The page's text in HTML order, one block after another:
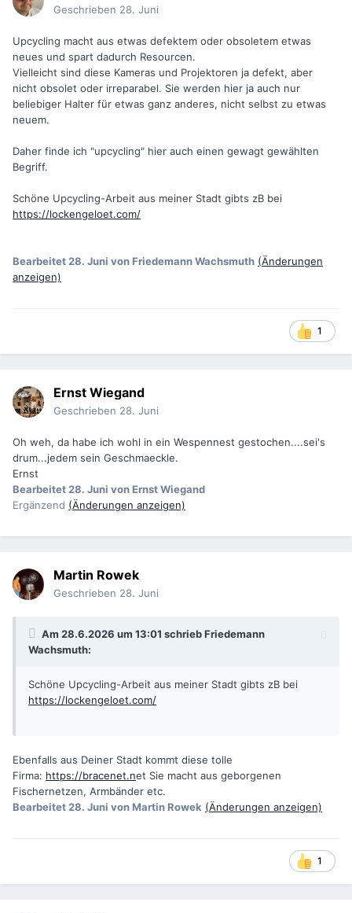
Geschrieben 28. Juni
Upcycling macht aus etwas defektem oder obsoletem etwas
neues und spart dadurch Resourcen.
Vielleicht sind diese Kameras und Projektoren ja defekt, aber
nicht obsolet oder irreparabel. Sie werden hier ja auch nur
beliebiger Halter für etwas ganz anderes, nicht selbst zu etwas
neuem.
Daher finde ich "upcycling" hier auch einen gewagt gewählten
Begriff.
Schöne Upcycling-Arbeit aus meiner Stadt gibts zB bei
https://lockengeloet.com/
Bearbeitet 28. Juni von Friedemann Wachsmuth (Änderungen
anzeigen)
1
Ernst Wiegand
Geschrieben 28. Juni
Oh weh, da habe ich wohl in ein Wespennest gestochen....sei's
drum...jedem sein Geschmaeckle.
Ernst
Bearbeitet 28. Juni von Ernst Wiegand
Ergänzend (Änderungen anzeigen)
Martin Rowek
Geschrieben 28. Juni
Am 28.6.2026 um 13:01 schriebFriedemann
Wachsmuth:
Schöne Upcycling-Arbeit aus meiner Stadt gibts zB bei
https://lockengeloet.com/
Ebenfalls aus Deiner Stadt kommt diese tolle
Firma: https://bracenet.net Sie macht aus geborgenen
Fischernetzen, Armbänder etc.
Bearbeitet 28. Juni von Martin Rowek (Änderungen anzeigen)
1